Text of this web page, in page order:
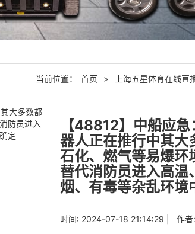
当前位置： 首页 > 上海五星体育在线直
【48812】中船应
器人正在推行中其大
石化、燃气等易爆环
替代消防员进入高温
烟、有毒等杂乱环境
时间: 2024-07-18 21:14:29 | 作者: